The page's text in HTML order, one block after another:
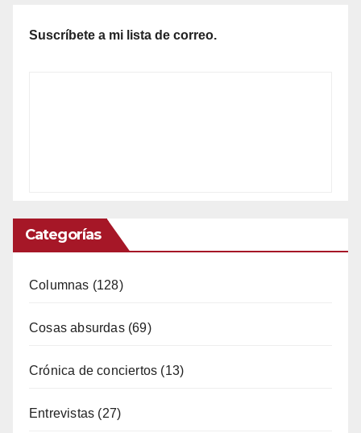
Suscríbete a mi lista de correo.
Categorías
Columnas (128)
Cosas absurdas(69)
Crónica de conciertos (13)
Entrevistas (27)